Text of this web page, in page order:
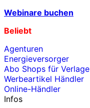
Webinare buchen
Beliebt
Agenturen
Energieversorger
Abo Shops für Verlage
Werbeartikel Händler
Online-Händler
Infos